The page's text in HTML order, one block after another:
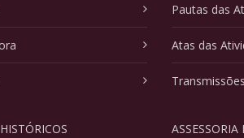
Pautas das
Atas das